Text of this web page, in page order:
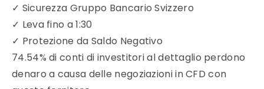
✓ Sicurezza Gruppo Bancario Svizzero
✓ Leva fino a 1:30
✓ Protezione da Saldo Negativo
74.54% di conti di investitori al dettaglio perdono
denaro a causa delle negoziazioni in CFD con